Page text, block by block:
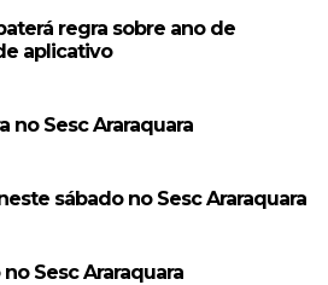
regra sobre ano de
aplicativo
no Sesc Araraquara
sábado no Sesc Araraquara
Sesc Araraquara